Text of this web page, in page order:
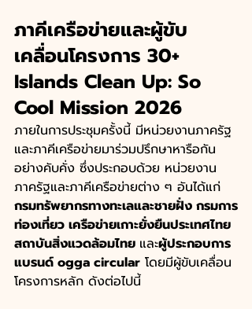
ภาคีเครือข่ายและผู้ขับ
เคลื่อนโครงการ 30+
Islands Clean Up: So
Cool Mission 2026
ภายในการประชุมครั้งนี้ มีหน่วยงานภาครัฐ
และภาคีเครือข่ายมาร่วมปรึกษาหารือกัน
อย่างคับคั่ง ซึ่งประกอบด้วย หน่วยงาน
ภาครัฐและภาคีเครือข่ายต่าง ๆ อันได้แก่
กรมทรัพยากรทางทะเลและชายฝั่ง กรมการ
ท่องเที่ยว เครือข่ายเกาะยั่งยืนประเทศไทย
สถาบันสิ่งแวดล้อมไทย และผู้ประกอบการ
แบรนด์ ogga circular โดยมีผู้ขับเคลื่อน
โครงการหลัก ดังต่อไปนี้